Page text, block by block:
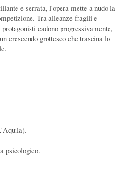
e serrata, l'opera mette a nudo la
Tra alleanze fragili e
cadono progressivamente,
crescendo grottesco che trascina lo
psicologico.